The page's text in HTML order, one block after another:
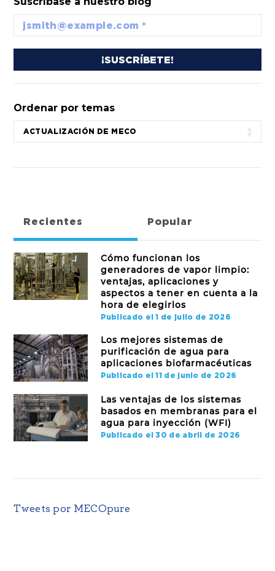
Ordenar por temas
Recientes Popular
Cómo funcionan los
generadores de vapor limpio:
ventajas, aplicaciones y
aspectos a tener en cuenta a la
hora de elegirlos
Publicado el 1 de julio de 2026
Los mejores sistemas de
purificación de agua para
aplicaciones biofarmacéuticas
Publicado el 11 de junio de 2026
Las ventajas de los sistemas
basados en membranas para el
agua para inyección (WFI)
Publicado el 30 de abril de 2026
Tweets por MECOpure